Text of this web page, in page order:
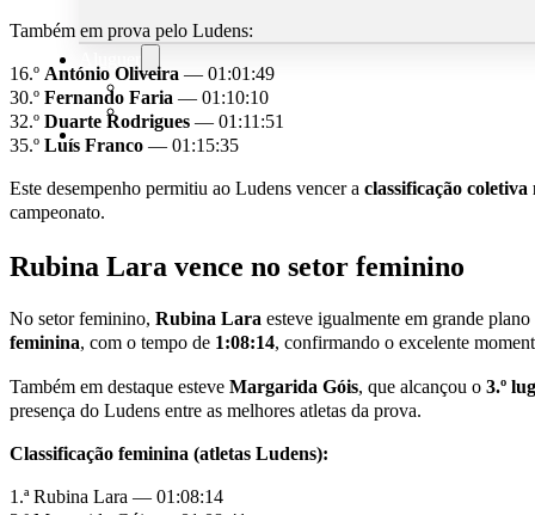
Campo de Padel
Equipamento Nautico
Contacta-nos
Também em prova pelo Ludens:
16.º António Oliveira — 01:01:49
30.º Fernando Faria — 01:10:10
32.º Duarte Rodrigues — 01:11:51
35.º Luís Franco — 01:15:35
Este desempenho permitiu ao Ludens vencer a classificação coletiva
campeonato.
Rubina Lara vence no setor feminino
No setor feminino, Rubina Lara esteve igualmente em grande
feminina, com o tempo de 1:08:14, confirmando o excelente
Também em destaque esteve Margarida Góis, que alcançou o 3.º
presença do Ludens entre as melhores atletas da prova.
Classificação feminina (atletas Ludens):
1.ª Rubina Lara — 01:08:14